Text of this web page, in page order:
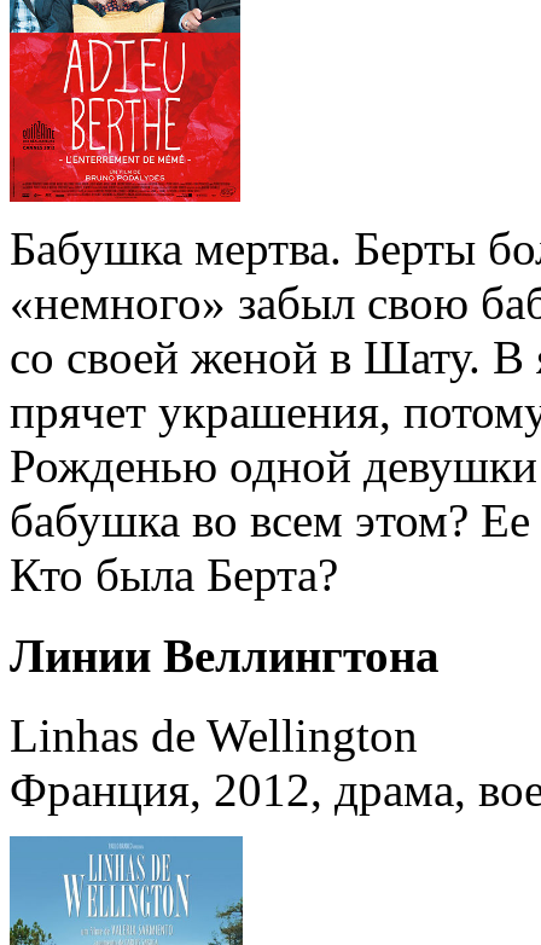
Бабушка мертва. Берты
«немного» забыл свою
со своей женой в Шату. В
прячет украшения,
Рожденью одной
бабушка во всем этом?
Кто была Берта?
Линии Веллингтона
Linhas de Wellington
Франция, 2012, драма,